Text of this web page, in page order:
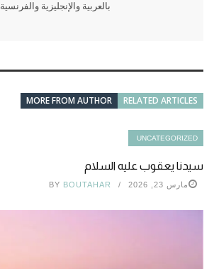
بالعربية والإنجليزية والفرنسية
RELATED ARTICLES
MORE FROM AUTHOR
UNCATEGORIZED
سيدنا يعقوب عليه السلام
مارس 23, 2026 BY BOUTAHAR